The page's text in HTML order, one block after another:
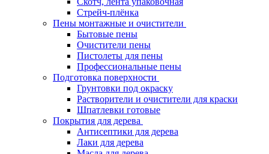
Стрейч-плёнка
Пены монтажные и очистители
Бытовые пены
Очистители пены
Пистолеты для пены
Профессиональные пены
Подготовка поверхности
Грунтовки под окраску
Растворители и очистители для краски
Шпатлевки готовые
Покрытия для дерева
Антисептики для дерева
Лаки для дерева